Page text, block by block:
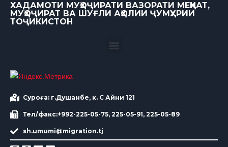
ХАДАМОТИ МУҲОҶИРАТИ ВАЗОРАТИ МЕҲНАТ,
МУҲОҶИРАТ ВА ШУҒЛИ АҲОЛИИ ҶУМҲУРИИ
ТОҶИКИСТОН
Суроға: г.Душанбе, к. С Айни 121
Тел/факс:+992-225-05-75, 225-05-91, 225-05-89
sh.umumi@migration.tj